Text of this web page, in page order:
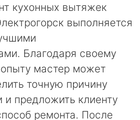
кухонных вытяжек
выполняется
Благодаря своему
мастер может
точную причину
и предложить клиенту
ремонта. После